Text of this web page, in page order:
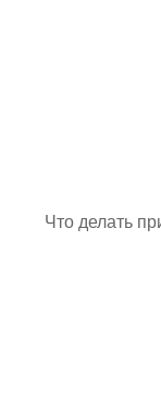
Что делать